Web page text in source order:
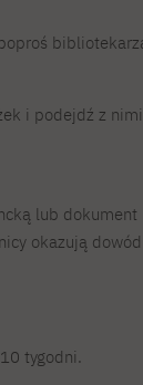
i podejdź z
lub dokument
okazują dowód
tygodni.